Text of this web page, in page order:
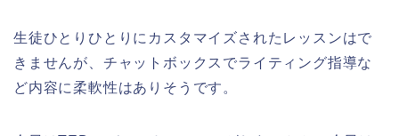
生徒ひとりひとりにカスタマイズされたレッスンはで
きませんが、チャットボックスでライティング指導な
ど内容に柔軟性はありそうです。